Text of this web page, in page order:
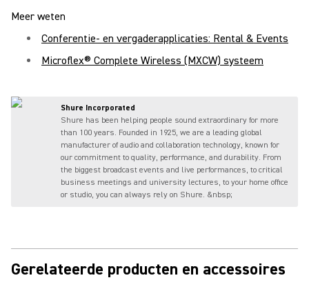
Meer weten
Conferentie- en vergaderapplicaties: Rental & Events
Microflex® Complete Wireless (MXCW) systeem
Shure Incorporated
Shure has been helping people sound extraordinary for more
than 100 years. Founded in 1925, we are a leading global
manufacturer of audio and collaboration technology, known for
our commitment to quality, performance, and durability. From
the biggest broadcast events and live performances, to critical
business meetings and university lectures, to your home office
or studio, you can always rely on Shure. &nbsp;
Gerelateerde producten en accessoires